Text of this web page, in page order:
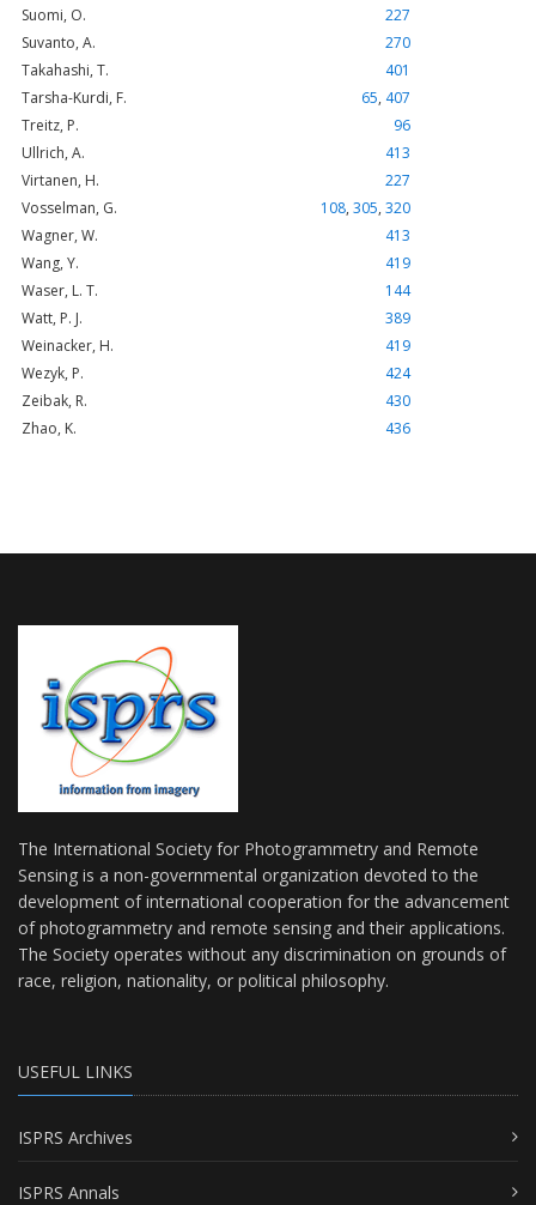
Suomi, O.
227
Suvanto, A.
270
Takahashi, T.
401
Tarsha-Kurdi, F.
65, 407
Treitz, P.
96
Ullrich, A.
413
Virtanen, H.
227
Vosselman, G.
108, 305, 320
Wagner, W.
413
Wang, Y.
419
Waser, L. T.
144
Watt, P. J.
389
Weinacker, H.
419
Wezyk, P.
424
Zeibak, R.
430
Zhao, K.
436
The International Society for Photogrammetry and Remote
Sensing is a non-governmental organization devoted to the
development of international cooperation for the advancement
of photogrammetry and remote sensing and their applications.
The Society operates without any discrimination on grounds of
race, religion, nationality, or political philosophy.
USEFUL LINKS
ISPRS Archives
ISPRS Annals